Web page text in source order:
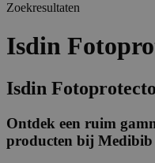
Zoekresultaten
Isdin
Isdin
Ontdek een ruim
producten bij Medibib